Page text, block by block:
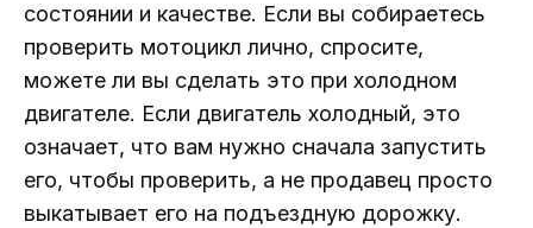
состоянии и качестве. Если вы собираетесь
проверить мотоцикл лично, спросите,
можете ли вы сделать это при холодном
двигателе. Если двигатель холодный, это
означает, что вам нужно сначала запустить
его, чтобы проверить, а не продавец просто
выкатывает его на подъездную дорожку.